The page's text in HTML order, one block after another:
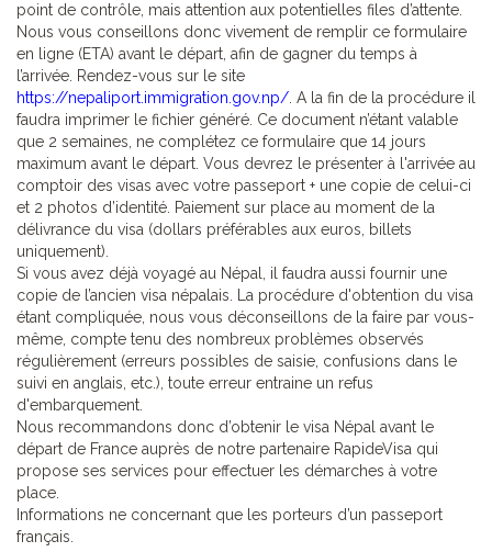
point de contrôle, mais attention aux potentielles files d’attente.
Nous vous conseillons donc vivement de remplir ce formulaire
en ligne (ETA) avant le départ, afin de gagner du temps à
l’arrivée. Rendez-vous sur le site
https://nepaliport.immigration.gov.np/ . A la fin de la procédure il
faudra imprimer le fichier généré. Ce document n’étant valable
que 2 semaines, ne complétez ce formulaire que 14 jours
maximum avant le départ. Vous devrez le présenter à l'arrivée au
comptoir des visas avec votre passeport + une copie de celui-ci
et 2 photos d’identité. Paiement sur place au moment de la
délivrance du visa (dollars préférables aux euros, billets
uniquement).
Si vous avez déjà voyagé au Népal, il faudra aussi fournir une
copie de l’ancien visa népalais. La procédure d'obtention du visa
étant compliquée, nous vous déconseillons de la faire par vous-
même, compte tenu des nombreux problèmes observés
régulièrement (erreurs possibles de saisie, confusions dans le
suivi en anglais, etc.), toute erreur entraine un refus
d'embarquement.
Nous recommandons donc d’obtenir le visa Népal avant le
départ de France auprès de notre partenaire RapideVisa qui
propose ses services pour effectuer les démarches à votre
place.
Informations ne concernant que les porteurs d’un passeport
français.